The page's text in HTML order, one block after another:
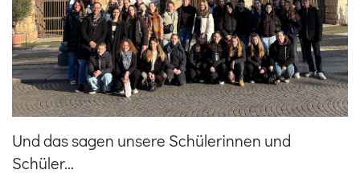
Und das sagen unsere Schülerinnen und
Schüler…